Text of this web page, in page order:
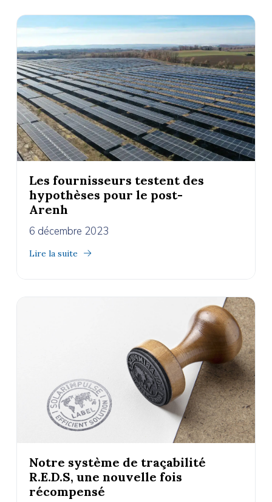
Les fournisseurs testent des
hypothèses pour le post-
Arenh
6 décembre 2023
Lire la suite
Notre système de traçabilité
R.E.D.S, une nouvelle fois
récompensé